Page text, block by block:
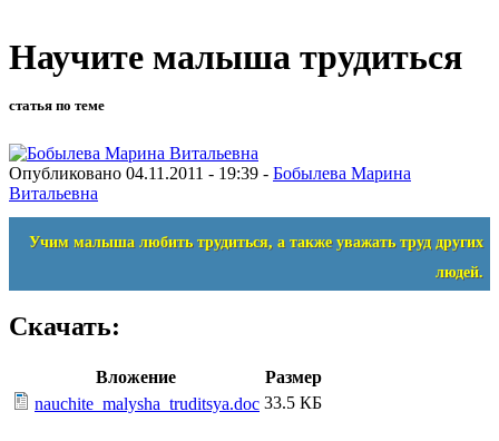
Научите малыша трудиться
статья по теме
Опубликовано 04.11.2011 - 19:39 - Бобылева Марина
Витальевна
Учим малыша любить трудиться, а также уважать труд других
людей.
Скачать:
Вложение
Размер
nauchite_malysha_truditsya.doc 33.5 КБ